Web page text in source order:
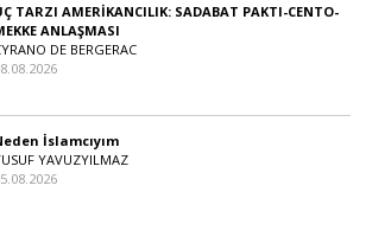
TARZI AMERİKANCILIK: SADABAT PAKTI-CENTO-
ANLAŞMASI
DE BERGERAC
İslamcıyım
YAVUZYILMAZ